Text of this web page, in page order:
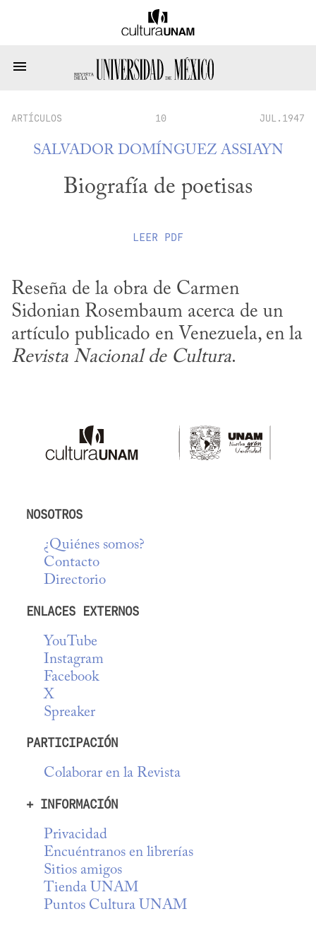
ARTÍCULOS 10 JUL.1947
SALVADOR DOMÍNGUEZ ASSIAYN
Biografía de poetisas
LEER PDF
Reseña de la obra de Carmen
Sidonian Rosembaum acerca de un
Revista Nacional de Cultura.
NOSOTROS
¿Quiénes somos?
Contacto
Directorio
ENLACES EXTERNOS
YouTube
Instagram
Facebook
X
Spreaker
PARTICIPACIÓN
Colaborar en la Revista
+ INFORMACIÓN
Privacidad
Encuéntranos en librerías
Sitios amigos
Tienda UNAM
Puntos Cultura UNAM